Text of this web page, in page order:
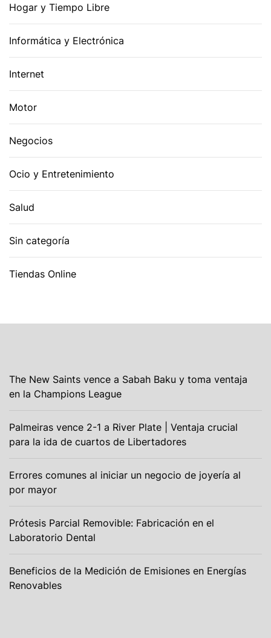
Hogar y Tiempo Libre
Informática y Electrónica
Internet
Motor
Negocios
Ocio y Entretenimiento
Salud
Sin categoría
Tiendas Online
The New Saints vence a Sabah Baku y toma ventaja
en la Champions League
Palmeiras vence 2-1 a River Plate | Ventaja crucial
para la ida de cuartos de Libertadores
Errores comunes al iniciar un negocio de joyería al
por mayor
Prótesis Parcial Removible: Fabricación en el
Laboratorio Dental
Beneficios de la Medición de Emisiones en Energías
Renovables